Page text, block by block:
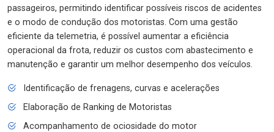
passageiros, permitindo identificar possíveis riscos de acidentes
e o modo de condução dos motoristas. Com uma gestão
eficiente da telemetria, é possível aumentar a eficiência
operacional da frota, reduzir os custos com abastecimento e
manutenção e garantir um melhor desempenho dos veículos.
Identificação de frenagens, curvas e acelerações
Elaboração de Ranking de Motoristas
Acompanhamento de ociosidade do motor